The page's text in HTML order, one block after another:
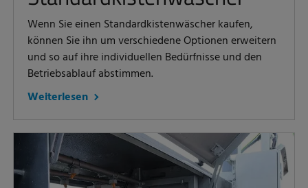
Wenn Sie einen Standardkistenwäscher kaufen,
können Sie ihn um verschiedene Optionen erweitern
und so auf ihre individuellen Bedürfnisse und den
Betriebsablauf abstimmen.
Weiterlesen